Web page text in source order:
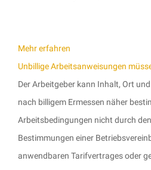
Mehr erfahren
Unbillige Arbeitsanweisungen
Der Arbeitgeber kann Inhalt, Ort
nach billigem Ermessen näher
Arbeitsbedingungen nicht durch
Bestimmungen einer
anwendbaren Tarifvertrages oder